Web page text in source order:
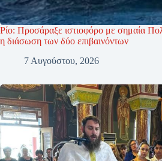
Ρίο: Προσάραξε ιστιοφόρο με σημαία
η διάσωση των δύο επιβαινόντων
7 Αυγούστου, 2026